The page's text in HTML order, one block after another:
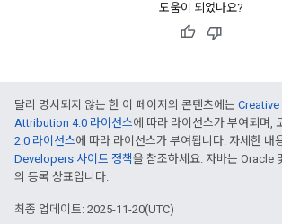
도움이 되었나요?
달리 명시되지 않는 한 이 페이지의 콘텐츠에는
Attribution 4.0 라이선스에 따라 라이선스가 부여되며,
2.0 라이선스에 따라 라이선스가 부여됩니다. 자세한 내
Developers 사이트 정책을 참조하세요. 자바는 Oracle
의 등록 상표입니다.
최종 업데이트: 2025-11-20(UTC)